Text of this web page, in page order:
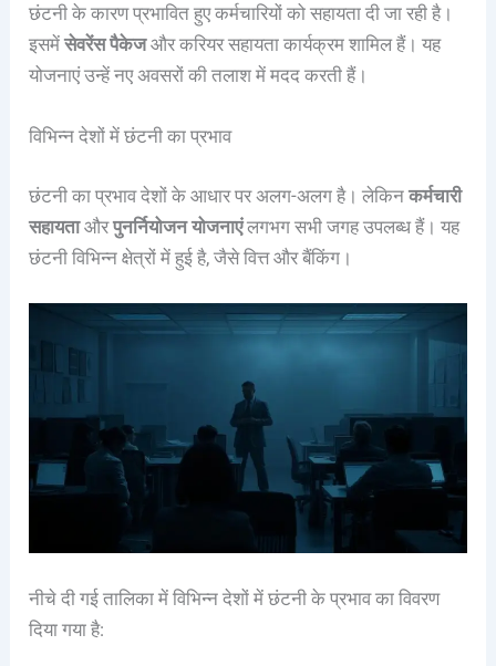
छंटनी के कारण प्रभावित हुए कर्मचारियों को सहायता दी जा रही है।
इसमेंसेवरेंस पैकेजऔर करियर सहायता कार्यक्रम शामिल हैं। यह
योजनाएं उन्हें नए अवसरों की तलाश में मदद करती हैं।
विभिन्न देशों में छंटनी का प्रभाव
छंटनी का प्रभाव देशों के आधार पर अलग-अलग है। लेकिनकर्मचारी
सहायताऔरपुनर्नियोजन योजनाएंलगभग सभी जगह उपलब्ध हैं। यह
छंटनी विभिन्न क्षेत्रों में हुई है, जैसे वित्त और बैंकिंग।
नीचे दी गई तालिका में विभिन्न देशों में छंटनी के प्रभाव का विवरण
दिया गया है: